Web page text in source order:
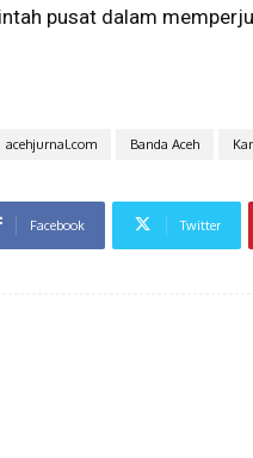
pusat dalam
acehjurnal.com Banda Aceh
Facebook Twitter